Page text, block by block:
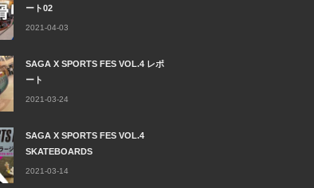
ート02
2021-04-03
SAGA X SPORTS FES VOL.4 レポ
ート
2021-03-24
SAGA X SPORTS FES VOL.4
SKATEBOARDS
2021-03-14